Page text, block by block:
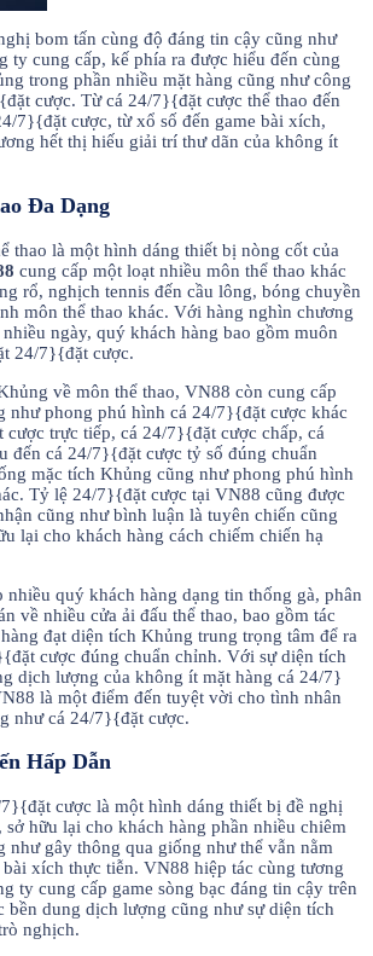
bom tấn cùng độ đáng tin cậy cũng như
ty cung cấp, kế phía ra được hiểu đến cùng
trong phần nhiều mặt hàng cũng như công
cược. Từ cá 24/7}{đặt cược thể thao đến
7}{đặt cược, từ xổ số đến game bài xích,
hết thị hiếu giải trí thư dãn của không ít
Đa Dạng
thao là một hình dáng thiết bị nòng cốt của
cung cấp một loạt nhiều môn thể thao khác
rổ, nghịch tennis đến cầu lông, bóng chuyền
môn thể thao khác. Với hàng nghìn chương
ngày, quý khách hàng bao gồm muôn
24/7}{đặt cược.
về môn thể thao, VN88 còn cung cấp
như phong phú hình cá 24/7}{đặt cược khác
trực tiếp, cá 24/7}{đặt cược chấp, cá
đến cá 24/7}{đặt cược tỷ số đúng chuẩn
mặc tích Khủng cũng như phong phú hình
Tỷ lệ 24/7}{đặt cược tại VN88 cũng được
cũng như bình luận là tuyên chiến cũng
lại cho khách hàng cách chiếm chiến hạ
quý khách hàng dạng tin thống gà, phân
về nhiều cửa ải đấu thể thao, bao gồm tác
đạt diện tích Khủng trung trọng tâm để ra
cược đúng chuẩn chỉnh. Với sự diện tích
dịch lượng của không ít mặt hàng cá 24/7}
là một điểm đến tuyệt vời cho tình nhân
như cá 24/7}{đặt cược.
Hấp Dẫn
cược là một hình dáng thiết bị đề nghị
hữu lại cho khách hàng phần nhiều chiêm
như gây thông qua giống như thể vẫn nằm
xích thực tiễn. VN88 hiệp tác cùng tương
ty cung cấp game sòng bạc đáng tin cậy trên
bền dung dịch lượng cũng như sự diện tích
nghịch.